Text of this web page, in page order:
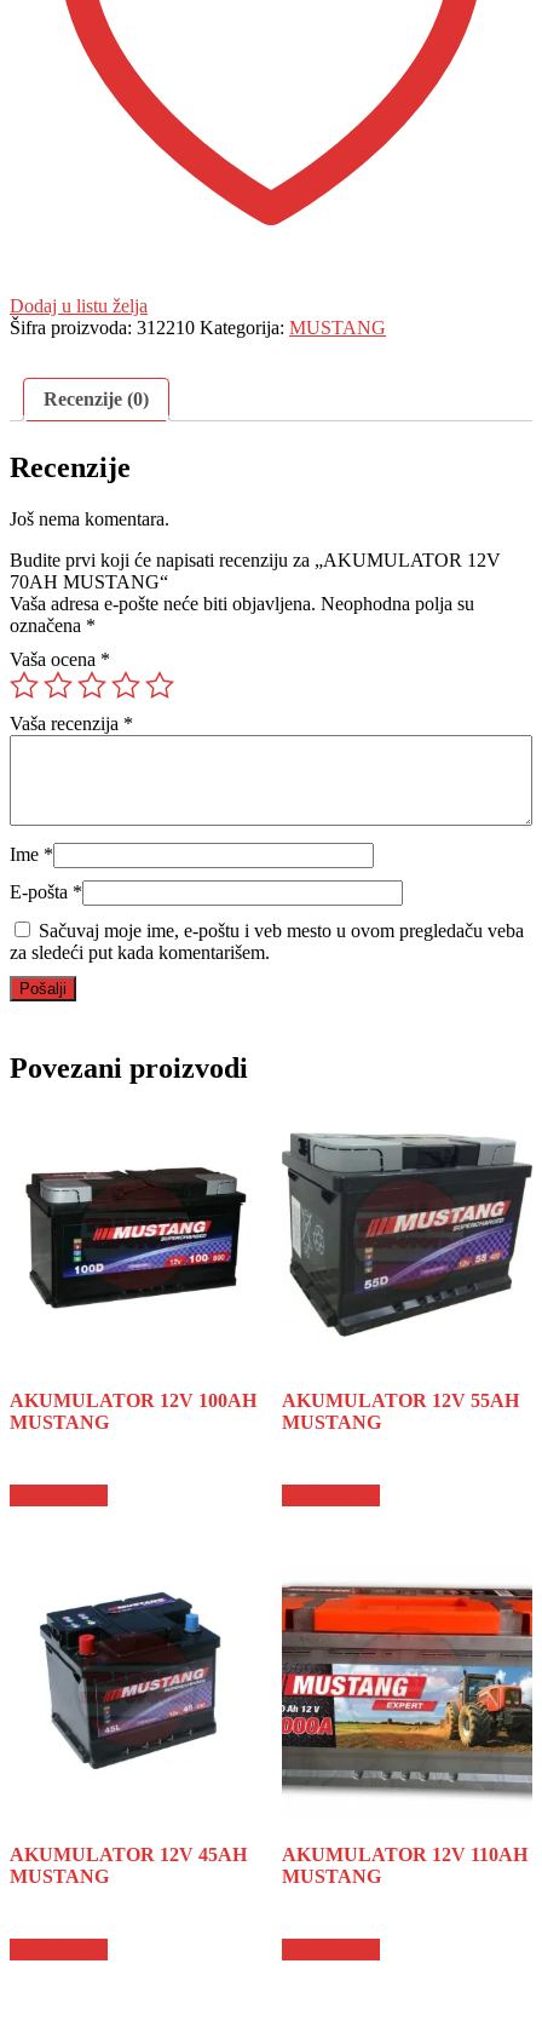
Dodaj u listu želja
Šifra proizvoda: 312210 Kategorija: MUSTANG
Recenzije (0)
Recenzije
Još nema komentara.
Budite prvi koji će napisati recenziju za „AKUMULATOR 12V
70AH MUSTANG“
Vaša adresa e-pošte neće biti objavljena. Neophodna polja su
označena *
Vaša ocena *
Vaša recenzija *
Ime *
E-pošta *
Sačuvaj moje ime, e-poštu i veb mesto u ovom pregledaču veba
za sledeći put kada komentarišem.
Povezani proizvodi
AKUMULATOR 12V 100AH
MUSTANG
AKUMULATOR 12V 55AH
MUSTANG
AKUMULATOR 12V 45AH
MUSTANG
AKUMULATOR 12V 110AH
MUSTANG